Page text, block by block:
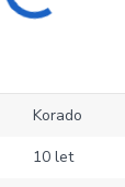
Korado
10 let